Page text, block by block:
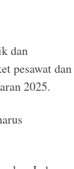
dan
pesawat dan
2025.